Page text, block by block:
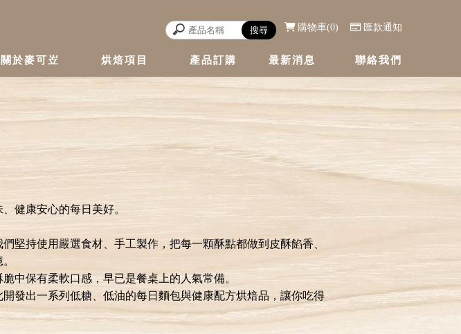
購物車 0 匯款通知
關於麥可岦 烘焙項目
SERVICE
產品訂購
STORE
最新消息
NEWS
聯絡我們
健康安心的每日美好。
堅持使用嚴選食材、手工製作，把每一顆酥點都做到皮酥餡香、
中保有柔軟口感，早已是餐桌上的人氣常備。
發出一系列低糖、低油的每日麵包與健康配方烘焙品，讓你吃得